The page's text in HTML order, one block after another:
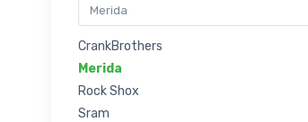
CrankBrothers
Merida
Rock Shox
Sram